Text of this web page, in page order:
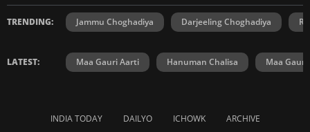
TRENDING: Jammu Choghadiya Darjeeling Choghadiya
LATEST: Maa Gauri Aarti Hanuman Chalisa Maa Gauri
INDIA TODAY DAILYO ICHOWK ARCHIVE